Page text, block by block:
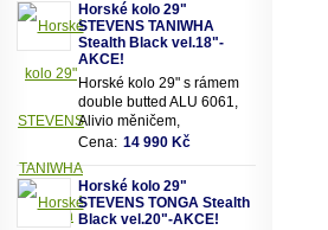
Horské kolo 29"
STEVENS TANIWHA
Stealth Black vel.18"-
AKCE!
Horské kolo 29" s rámem
double butted ALU 6061,
Alivio měničem,
odpruženou olejovou vidlicí
SUNTOUR se zamykáním
a 18 převody
Cena: 14 990 Kč
Horské kolo 29"
STEVENS TONGA Stealth
Black vel.20"-AKCE!